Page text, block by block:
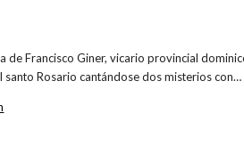
de Francisco Giner, vicario provincial
santo Rosario cantándose dos misterios con…